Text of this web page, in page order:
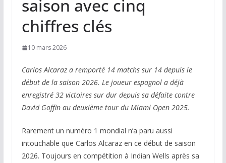
saison avec cinq
chiffres clés
10 mars 2026
Carlos Alcaraz a remporté 14 matchs sur 14 depuis le
début de la saison 2026. Le joueur espagnol a déjà
enregistré 32 victoires sur dur depuis sa défaite contre
David Goffin au deuxième tour du Miami Open 2025.
Rarement un numéro 1 mondial n’a paru aussi
intouchable que Carlos Alcaraz en ce début de saison
2026. Toujours en compétition à Indian Wells après sa